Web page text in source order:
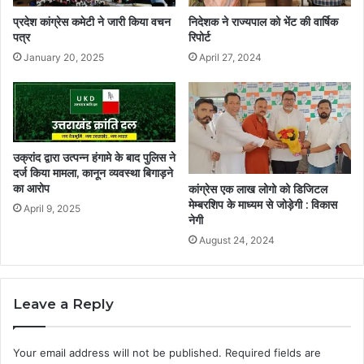
प्रदेश कांग्रेस कमेटी ने जारी किया वचन
पत्र
January 20, 2025
निदेशक ने राज्यपाल को भेंट की वार्षिक
रिपोर्ट
April 27, 2024
उक्रांद द्वारा उत्पन्न हंगामे के बाद पुलिस ने
दर्ज किया मामला, कानून व्यवस्था बिगाड़ने
का आरोप
April 9, 2025
कांग्रेस एक लाख लोगो को डिजिटल
मेम्बरशिप के माध्यम से जोड़ेगी : विकास
नेगी
August 24, 2024
Leave a Reply
Your email address will not be published. Required fields are